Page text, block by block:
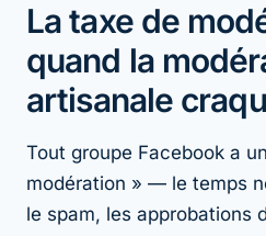
La taxe de
quand la
artisanale
Tout groupe Facebook a
modération » — le temps
le spam, les approbations